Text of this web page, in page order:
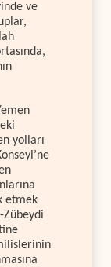
ve
yolları
etmek
Zübeydi